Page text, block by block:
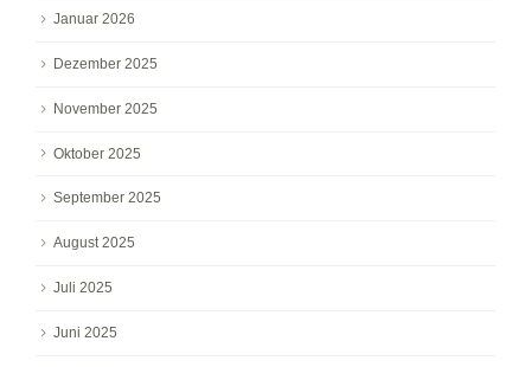
Januar 2026
Dezember 2025
November 2025
Oktober 2025
September 2025
August 2025
Juli 2025
Juni 2025